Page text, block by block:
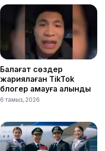
Балағат сөздер
жариялаған TikTok
блогер қамауға алынды
6 тамыз, 2026